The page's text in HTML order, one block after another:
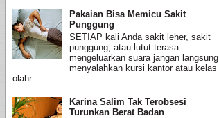
Pakaian Bisa Memicu Sakit
Punggung
SETIAP kali Anda sakit leher, sakit
punggung, atau lutut terasa
mengeluarkan suara jangan langsung
menyalahkan kursi kantor atau kelas
olahr...
Karina Salim Tak Terobsesi
Turunkan Berat Badan